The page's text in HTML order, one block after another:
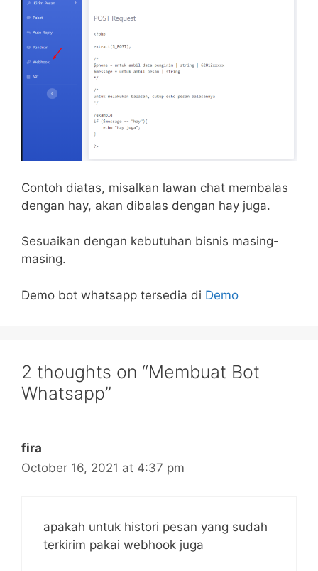
Contoh diatas, misalkan lawan chat membalas
dengan hay, akan dibalas dengan hay juga.
Sesuaikan dengan kebutuhan bisnis masing-
masing.
Demo bot whatsapp tersedia di Demo
2 thoughts on “Membuat Bot
Whatsapp”
fira
October 16, 2021 at 4:37 pm
apakah untuk histori pesan yang sudah
terkirim pakai webhook juga